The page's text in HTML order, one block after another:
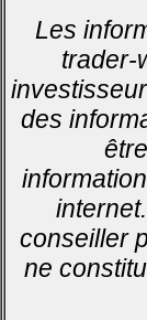
Les
trader-
des
conseiller
ne